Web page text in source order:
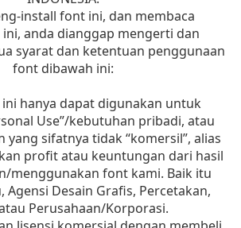
install font ini, dan membaca
anda dianggap mengerti dan
syarat dan ketentuan penggunaan
font dibawah ini:
ini hanya dapat digunakan untuk
Use”/kebutuhan pribadi, atau
yang sifatnya tidak “komersil”, alias
profit atau keuntungan dari hasil
menggunakan font kami. Baik itu
Agensi Desain Grafis, Percetakan,
Perusahaan/Korporasi.